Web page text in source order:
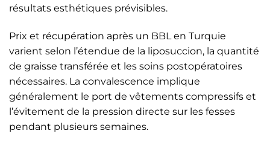
résultats esthétiques prévisibles.
Prix et récupération après un BBL en Turquie
varient selon l’étendue de la liposuccion, la quantité
de graisse transférée et les soins postopératoires
nécessaires. La convalescence implique
généralement le port de vêtements compressifs et
l’évitement de la pression directe sur les fesses
pendant plusieurs semaines.